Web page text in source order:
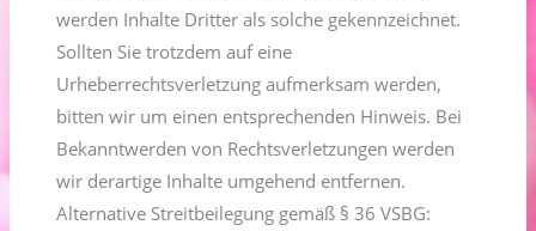
werden Inhalte Dritter als solche gekennzeichnet.
Sollten Sie trotzdem auf eine
Urheberrechtsverletzung aufmerksam werden,
bitten wir um einen entsprechenden Hinweis. Bei
Bekanntwerden von Rechtsverletzungen werden
wir derartige Inhalte umgehend entfernen.
Alternative Streitbeilegung gemäß § 36 VSBG: